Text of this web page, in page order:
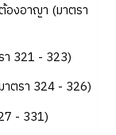
อาญา (มาตรา
321 - 323)
รา 324 - 326)
- 331)